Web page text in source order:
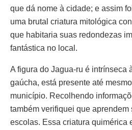
que dá nome à cidade; e assim
uma brutal criatura mitológica
que habitaria suas redondezas
fantástica no local.
A figura do Jagua-ru é intrínseca
gaúcha, está presente até
município. Recolhendo
também verifiquei que
escolas. Essa criatura quimérica